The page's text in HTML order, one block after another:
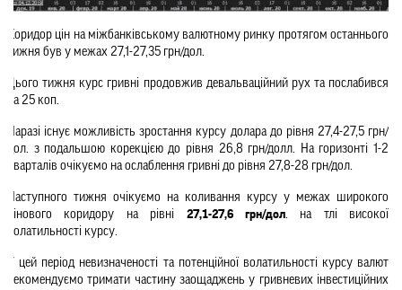
Коридор цін на міжбанківському валютному ринку протягом останнього
тижня був у межах 27,1-27,35 грн/дол.
Цього тижня курс гривні продовжив девальваційний рух та послабився
на 25 коп.
Наразі існує можливість зростання курсу долара до рівня 27,4-27,5 грн/
дол. з подальшою корекцією до рівня 26,8 грн/долл. На горизонті 1-2
кварталів очікуємо на ослаблення гривні до рівня 27,8-28 грн/дол.
Наступного тижня очікуємо на коливання курсу у межах широкого
цінового коридору на рівні 27,1-27,6 грн/дол. на тлі високої
волатильності курсу.
У цей період невизначеності та потенційної волатильності курсу валют
рекомендуємо тримати частину заощаджень у гривневих інвестиційних